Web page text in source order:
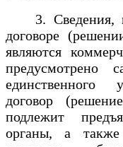
3. Сведения,
договоре
являются
предусмотрено
единственного
договор
подлежит
органы, а